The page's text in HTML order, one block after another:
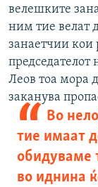
велешките
ним тие велат
занаетчии кои
председателот
Леов тоа мора
заканува
Во
тие имаат
обидуваме
во иднина